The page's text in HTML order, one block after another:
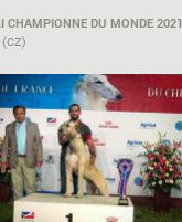
CHAMPIONNE DU MONDE 2021